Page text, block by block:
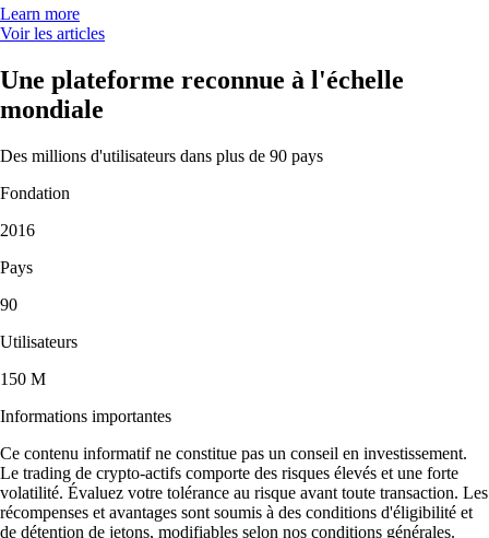
Learn more
Voir les articles
Une plateforme reconnue à l'échelle
mondiale
Des millions d'utilisateurs dans plus de 90 pays
Fondation
2016
Pays
90
Utilisateurs
150 M
Informations importantes
Ce contenu informatif ne constitue pas un conseil en investissement.
Le trading de crypto-actifs comporte des risques élevés et une forte
volatilité. Évaluez votre tolérance au risque avant toute transaction. Les
récompenses et avantages sont soumis à des conditions d'éligibilité et
de détention de jetons, modifiables selon nos conditions générales.